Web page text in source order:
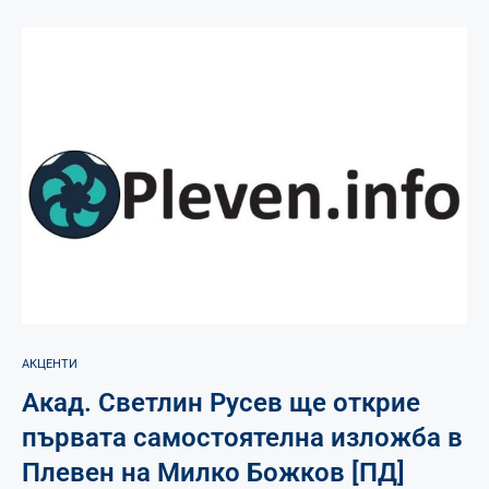
АКЦЕНТИ
Акад. Светлин Русев ще открие
първата самостоятелна изложба в
Плевен на Милко Божков [ПД]